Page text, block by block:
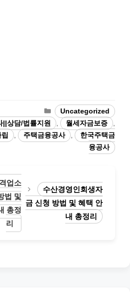
카
테
고
리
Uncategorized
||상담/법률지원 월세자금보증
주택금융공사
한국주택금
융공사
업소
법 및
총정
리
수산경영인회생자
금 신청 방법 및 혜택 안
내 총정리